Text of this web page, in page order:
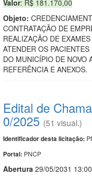
Valor: R$ 181.170,00
Objeto:
CONTRATAÇÃO DE
REALIZAÇÃO DE
ATENDER OS
DO MUNICÍPIO DE NOVO
REFERÊNCIA E ANEXOS.
Edital de
0/2025 (51 visual.)
Identificador desta licitação:
Portal: PNCP
Abertura 29/05/2031 13:00